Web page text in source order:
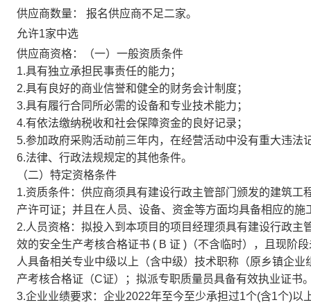
供应商数量：
报名供应商不足二家。
允许1家中选
供应商资格：
（一）一般资质条件
1.具有独立承担民事责任的能力；
2.具有良好的商业信誉和健全的财务会计制度；
3.具有履行合同所必需的设备和专业技术能力；
4.有依法缴纳税收和社会保障资金的良好记录；
5.参加政府采购活动前三年内，在经营活动中没有重大违法
6.法律、行政法规规定的其他条件。
（二）特定资格条件
1.资质条件：供应商须具有建设行政主管部门颁发的建筑
产许可证；并且在人员、设备、资金等方面均具备相应的施
2.人员资格：拟投入到本项目的项目经理须具有建设行政
效的安全生产考核合格证书 ( B 证 )（不含临时），且现阶
人具备相关专业中级以上（含中级）技术职称（原乡镇企
产考核合格证（C证）；拟派专职质量员具备有效执业证书
3.企业业绩要求：企业2022年至今至少承担过1个(含1个)